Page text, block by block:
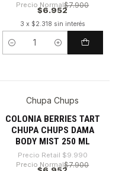
Precio Normal$7.900
$6.952
3 x $2.318 sin interés
Cantidad
-30%Chupa Chups
COLONIA BERRIES TART
CHUPA CHUPS DAMA
BODY MIST 250 ML
Precio Retail $9.990
Precio Normal$7.900